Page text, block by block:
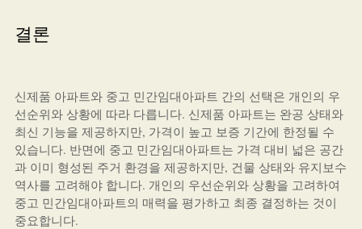
결론
신제품 아파트와 중고 민간임대아파트 간의 선택은 개인의 우
선순위와 상황에 따라 다릅니다. 신제품 아파트는 완공 상태와
최신 기능을 제공하지만, 가격이 높고 보증 기간에 한정될 수
있습니다. 반면에 중고 민간임대아파트는 가격 대비 넓은 공간
과 이미 형성된 주거 환경을 제공하지만, 건물 상태와 유지보수
역사를 고려해야 합니다. 개인의 우선순위와 상황을 고려하여
중고 민간임대아파트의 매력을 평가하고 최종 결정하는 것이
중요합니다.